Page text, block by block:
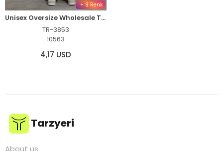
+ 9 Renk
Unisex Oversize Wholesale T-Shirt
TR-3853
10563
4,17 USD
Tarzyeri
About us